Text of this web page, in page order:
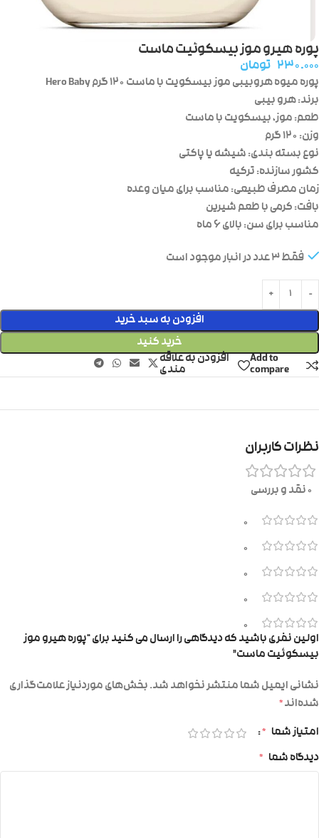
پوره هیرو موز بیسکوئیت ماست
۲۳۰.۰۰۰ تومان
پوره میوه هروبیبی موز بیسکویت با ماست ۱۲۰ گرم Hero Baby
برند: هرو بیبی
طعم: موز، بیسکویت با ماست
وزن: ۱۲۰ گرم
نوع بسته بندی: شیشه یا پاکتی
کشور سازنده: ترکیه
زمان مصرف طبیعی: مناسب برای میان وعده
بافت: کرمی با طعم شیرین
مناسب برای سن: بالای ۶ ماه
فقط 3 عدد در انبار موجود است
افزودن به سبد خرید
خرید کنید
Add to
compare
افزودن به علاقه
مندی
نظرات کاربران
0 نقد و بررسی
0
0
0
0
0
اولین نفری باشید که دیدگاهی را ارسال می کنید برای “پوره هیرو موز
بیسکوئیت ماست”
نشانی ایمیل شما منتشر نخواهد شد.بخش‌های موردنیاز علامت‌گذاری
شده‌اند*
امتیاز شما *
دیدگاه شما *